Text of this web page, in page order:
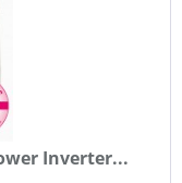
Inverter...